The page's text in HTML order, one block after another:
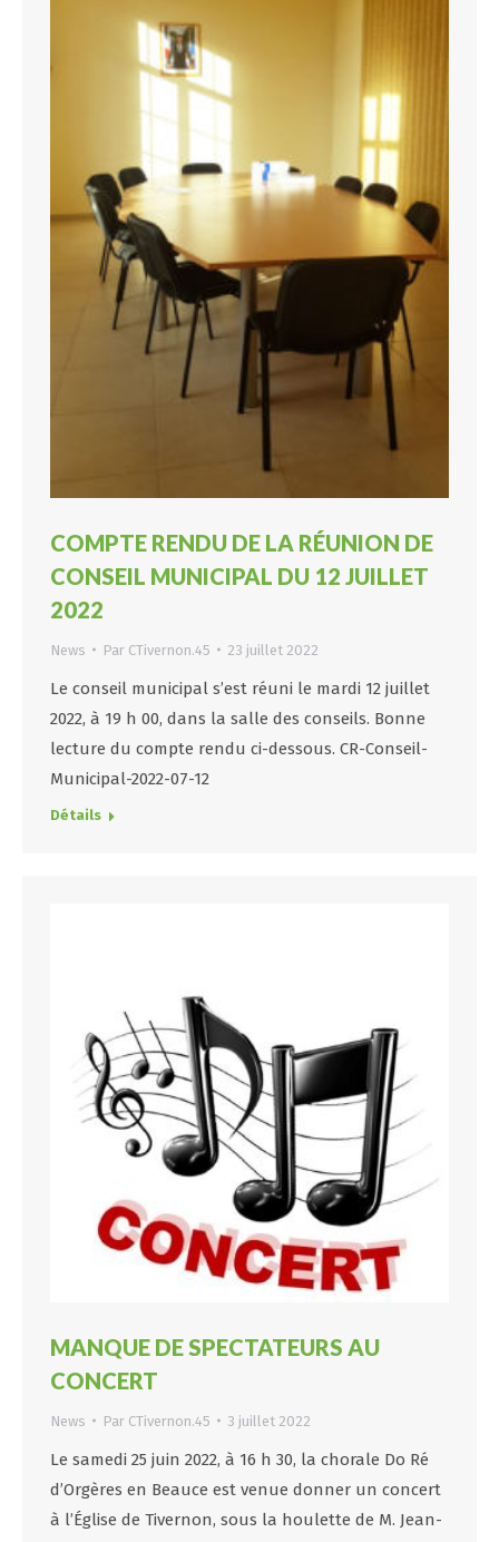
COMPTE RENDU DE LA RÉUNION DE
CONSEIL MUNICIPAL DU 12 JUILLET
2022
News Par CTivernon.45 23 juillet 2022
Le conseil municipal s’est réuni le mardi 12 juillet
2022, à 19 h 00, dans la salle des conseils. Bonne
lecture du compte rendu ci-dessous. CR-Conseil-
Municipal-2022-07-12
Détails
MANQUE DE SPECTATEURS AU
CONCERT
News Par CTivernon.45 3 juillet 2022
Le samedi 25 juin 2022, à 16 h 30, la chorale Do Ré
d’Orgères en Beauce est venue donner un concert
à l’Église de Tivernon, sous la houlette de M. Jean-